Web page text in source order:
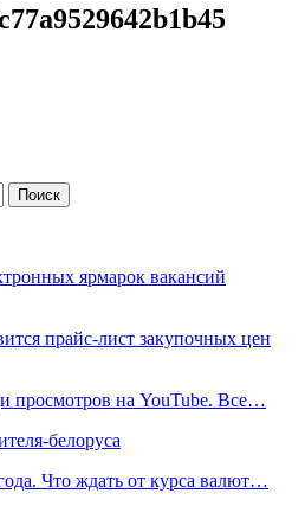
ярмарок вакансий
прайс-лист закупочных цен
просмотров на YouTube. Все…
белоруса
Что ждать от курса валют…